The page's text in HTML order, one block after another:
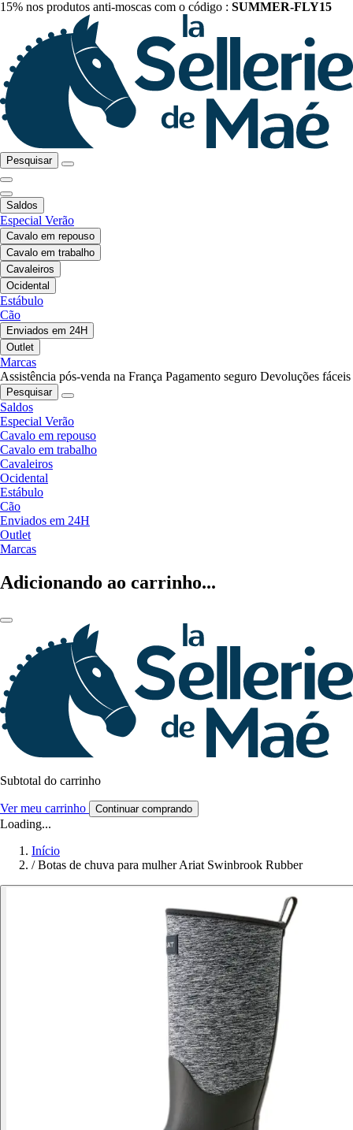
15% nos produtos anti-moscas com o código : SUMMER-FLY15
Pesquisar
Saldos
Especial Verão
Cavalo em repouso
Cavalo em trabalho
Cavaleiros
Ocidental
Estábulo
Cão
Enviados em 24H
Outlet
Marcas
Assistência pós-venda na França Pagamento seguro Devoluções fáceis
Pesquisar
Saldos
Especial Verão
Cavalo em repouso
Cavalo em trabalho
Cavaleiros
Ocidental
Estábulo
Cão
Enviados em 24H
Outlet
Marcas
Adicionando ao carrinho...
Subtotal do carrinho
Ver meu carrinho Continuar comprando
Loading...
Início
/ Botas de chuva para mulher Ariat Swinbrook Rubber